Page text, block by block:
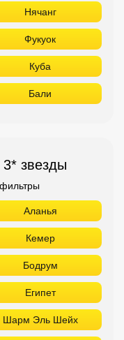
Нячанг
Фукуок
Куба
Бали
звезды
Аланья
Кемер
Бодрум
Египет
Шарм Эль Шейх